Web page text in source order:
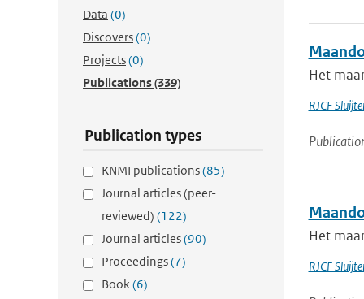
Data (0)
Discovers(0)
Projects(0)
Publications(339)
Publication types
KNMI publications(85)
Journal articles (peer-
reviewed) (122)
Journal articles(90)
Proceedings(7)
Book(6)
Het
RJCF
Het
RJCF